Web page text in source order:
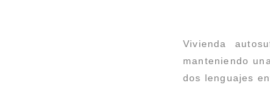
Vivienda
manteniendo
dos lenguajes